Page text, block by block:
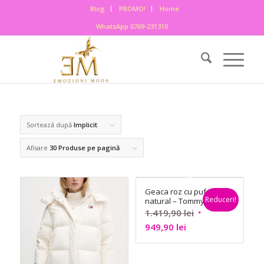
Blog PROMO!
Home
WhatsApp 0769-231310
Sortează după Implicit
Afisare 30 Produse pe pagină
Geaca roz cu puf
natural – Tommy
Jeans
1.419,90lei Prețul
a
949,90 leiPrețul
curent
Reduceri!